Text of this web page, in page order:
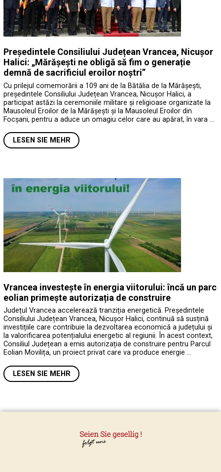
Președintele Consiliului Județean Vrancea, Nicușor
Halici: „Mărășești ne obligă să fim o generație
demnă de sacrificiul eroilor noștri”
Cu prilejul comemorării a 109 ani de la Bătălia de la Mărășești,
președintele Consiliului Județean Vrancea, Nicușor Halici, a
participat astăzi la ceremoniile militare și religioase organizate la
Mausoleul Eroilor de la Mărășești și la Mausoleul Eroilor din
Focșani, pentru a aduce un omagiu celor care au apărat, în vara …
LESEN SIE MEHR
Vrancea investește în energia viitorului: încă un parc
eolian primește autorizația de construire
Județul Vrancea accelerează tranziția energetică. Președintele
Consiliului Județean Vrancea, Nicușor Halici, continuă să susțină
investițiile care contribuie la dezvoltarea economică a județului și
la valorificarea potențialului energetic al regiunii. În acest context,
Consiliul Județean a emis autorizația de construire pentru Parcul
Eolian Movilița, un proiect privat care va produce energie …
LESEN SIE MEHR